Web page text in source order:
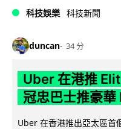
科技娛樂 科技新聞
duncan 34 分
Uber 在港推
冠忠巴士推豪華
Uber 在香港推出亞太區首